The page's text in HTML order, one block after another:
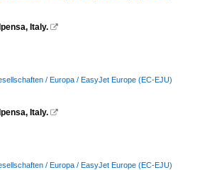
Italy. 
/ Europa / EasyJet Europe (EC-EJU)
Italy. 
/ Europa / EasyJet Europe (EC-EJU)